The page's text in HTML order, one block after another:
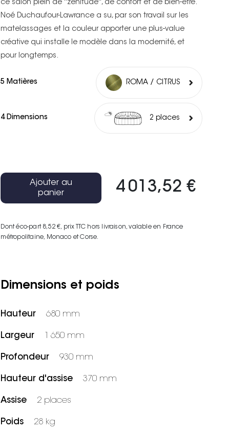
ce salon plein de ''zenitude'', de confort et de bien-être.
Noé Duchaufour-Lawrance a su, par son travail sur les
matelassages et la couleur apporter une plus-value
créative qui installe le modèle dans la modernité, et
pour longtemps.
5 Matières ROMA / CITRUS
4 Dimensions 2 places
4 013,52 €
Dont éco-part 8,52 €, prix TTC hors livraison, valable en France
métropolitaine, Monaco et Corse.
Ajouter au
panier
Dimensions et poids
Hauteur 680 mm
Largeur 1 650 mm
Profondeur 930 mm
Hauteur d'assise 370 mm
Assise 2 places
Poids 28 kg